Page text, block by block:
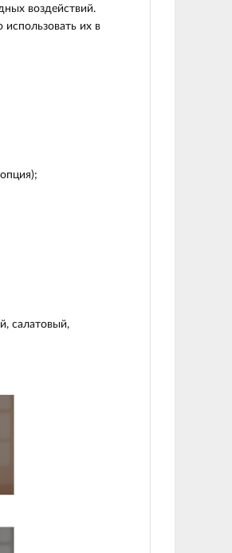
воздействий.
использовать их в
салатовый,